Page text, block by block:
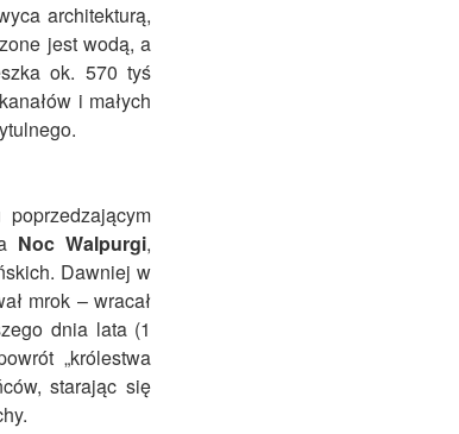
architekturą,
jest wodą, a
ok. 570 tyś
i małych
Noc Walpurgi,
Dawniej w
mrok – wracał
dnia lata (1
„królestwa
starając się